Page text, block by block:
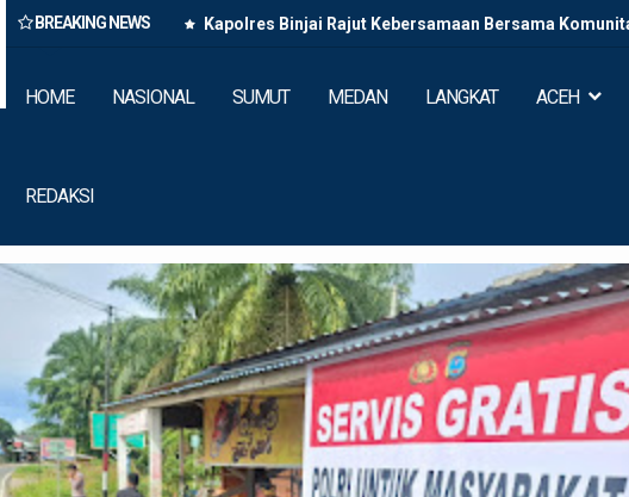
BREAKING NEWS Kapolres Binjai Rajut Kebersamaan Bersama
HOME NASIONAL SUMUT MEDAN LANGKAT ACEH
REDAKSI